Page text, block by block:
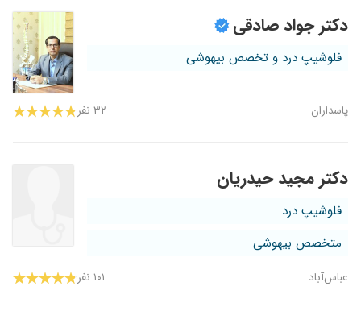
دکتر جواد صادقی
فلوشیپ درد و تخصص بیهوشی
پاسداران ۳۲ نفر
دکتر مجید حیدریان
فلوشیپ درد
متخصص بیهوشی
عباس‌آباد ۱۰۱ نفر